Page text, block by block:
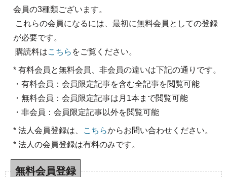
会員の3種類ございます。
これらの会員になるには、最初に無料会員としての登録
が必要です。
購読料はこちら をご覧ください。
* 有料会員と無料会員、非会員の違いは下記の通りです。
・有料会員：会員限定記事を含む全記事を閲覧可能
・無料会員：会員限定記事は月1本まで閲覧可能
・非会員：会員限定記事以外を閲覧可能
* 法人会員登録は、 こちらからお問い合わせください。
* 法人の会員登録は有料のみです。
無料会員登録